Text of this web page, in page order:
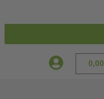
0,00